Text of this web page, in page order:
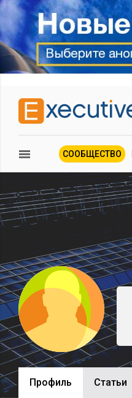
СООБЩЕСТВО
Профиль Cтатьи